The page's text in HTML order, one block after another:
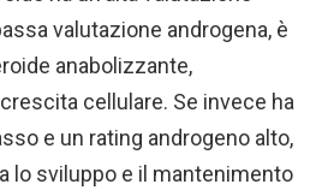
valutazione androgena, è
anabolizzante,
cellulare. Se invece ha
e un rating androgeno alto,
lo sviluppo e il mantenimento